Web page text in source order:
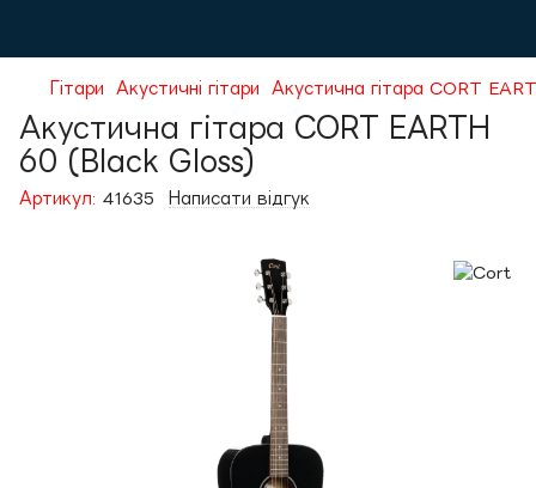
Гітари Акустичні гітари Акустична гітара CORT
Акустична гітара CORT EARTH
60 (Black Gloss)
Артикул: 41635 Написати відгук